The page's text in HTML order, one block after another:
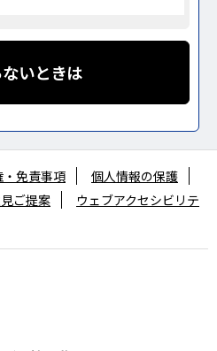
いときは
・免責事項
個人情報の保護
ご提案
ウェブアクセシビリテ